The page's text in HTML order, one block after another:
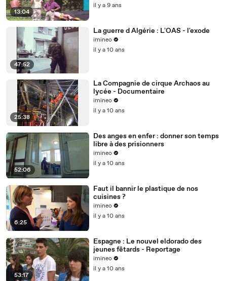
13:04
il y a 9 ans
47:52
La guerre d Algérie : L'OAS - l'exode
imineo
il y a 10 ans
25:38
La Compagnie de cirque Archaos au
lycée - Documentaire
imineo
il y a 10 ans
52:06
Des anges en enfer : donner son temps
libre à des prisionners
imineo
il y a 10 ans
6:25
Faut il bannir le plastique de nos
cuisines ?
imineo
il y a 10 ans
53:17
Espagne : Le nouvel eldorado des
jeunes fêtards - Reportage
imineo
il y a 10 ans